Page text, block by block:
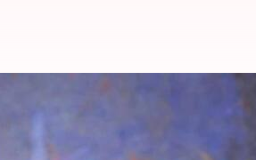
ஜாகிர் உசேன்